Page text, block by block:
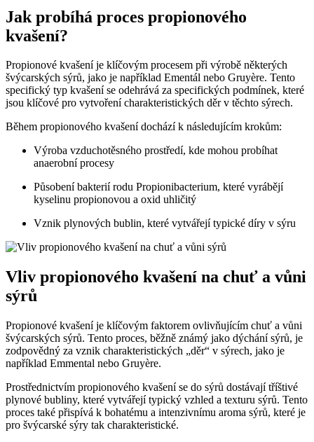
Jak probíhá proces propionového
kvašení?
Propionové kvašení je klíčovým procesem při výrobě některých
švýcarských sýrů, jako je například Ementál nebo Gruyère. Tento
specifický typ kvašení se odehrává za specifických podmínek, které
jsou klíčové pro vytvoření charakteristických děr v těchto sýrech.
Během propionového kvašení dochází k následujícím krokům:
Výroba vzduchotěsného prostředí, kde mohou probíhat
anaerobní procesy
Působení bakterií rodu Propionibacterium, které vyrábějí
kyselinu propionovou a oxid uhličitý
Vznik plynových bublin, které vytvářejí typické díry v sýru
Vliv propionového kvašení na chuť a vůni
sýrů
Propionové kvašení je klíčovým faktorem ovlivňujícím chuť a vůni
švýcarských sýrů. Tento proces, běžně známý jako dýchání sýrů, je
zodpovědný za vznik charakteristických „děr“ v sýrech, jako je
například Emmental nebo Gruyère.
Prostřednictvím propionového kvašení se do sýrů dostávají tříštivé
plynové bubliny, které vytvářejí typický vzhled a texturu sýrů. Tento
proces také přispívá k bohatému a intenzivnímu aroma sýrů, které je
pro švýcarské sýry tak charakteristické.